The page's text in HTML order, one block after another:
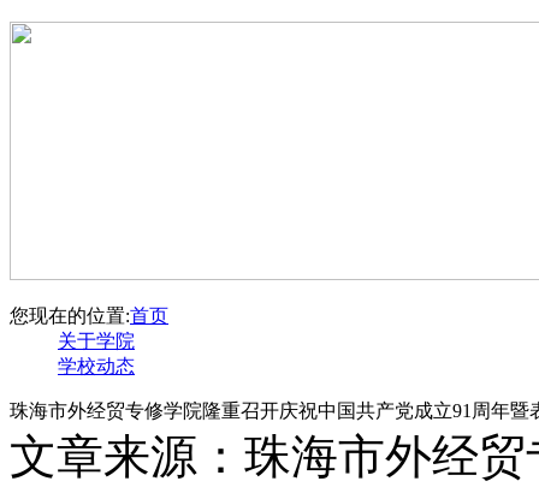
您现在的位置:首页
关于学院
学校动态
珠海市外经贸专修学院隆重召开庆祝中国共产党成立91周年暨
文章来源：珠海市外经